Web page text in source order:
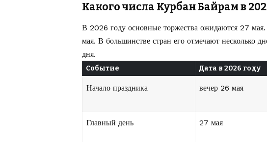
Какого числа Курбан Байрам в
В 2026 году основные торжества ожидаются 27 мая.
мая. В большинстве стран его отмечают несколько
дня.
Событие Дата в 2026 году
Начало праздника вечер 26 мая
Главный день 27 мая